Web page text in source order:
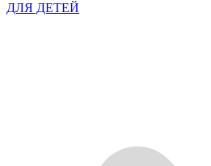
ДЛЯ ДЕТЕЙ